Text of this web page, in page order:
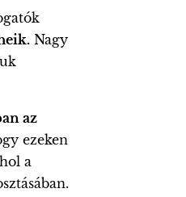
Nagy
az
ezeken
a